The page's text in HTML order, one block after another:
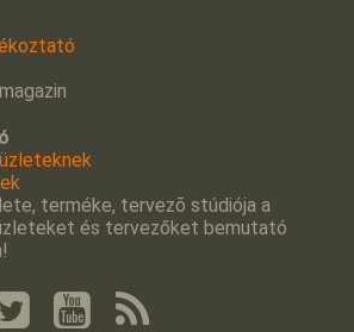
terméke, tervezõ stúdiója a
és tervezőket bemutató